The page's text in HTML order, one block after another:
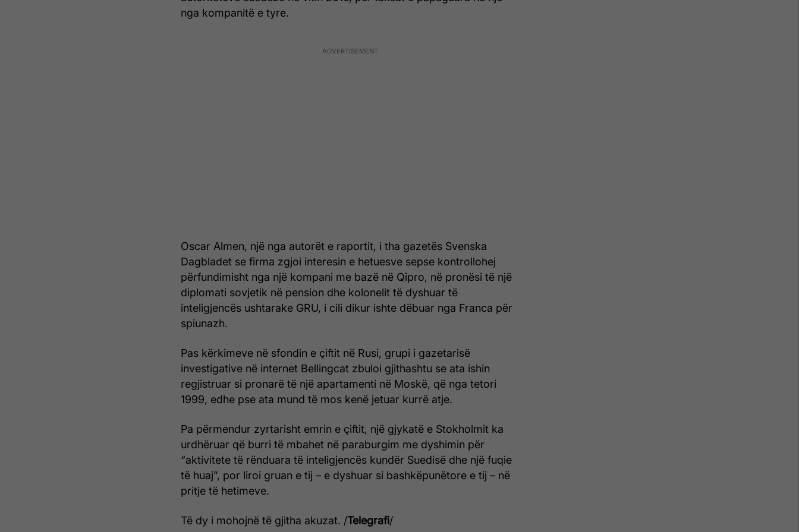
nga kompanitë e tyre.
Oscar Almen, një nga autorët e raportit, i tha gazetës Svenska
Dagbladet se firma zgjoi interesin e hetuesve sepse kontrollohej
përfundimisht nga një kompani me bazë në Qipro, në pronësi të një
diplomati sovjetik në pension dhe kolonelit të dyshuar të
inteligjencës ushtarake GRU, i cili dikur ishte dëbuar nga Franca për
spiunazh.
Pas kërkimeve në sfondin e çiftit në Rusi, grupi i gazetarisë
investigative në internet Bellingcat zbuloi gjithashtu se ata ishin
regjistruar si pronarë të një apartamenti në Moskë, që nga tetori
1999, edhe pse ata mund të mos kenë jetuar kurrë atje.
Pa përmendur zyrtarisht emrin e çiftit, një gjykatë e Stokholmit ka
urdhëruar që burri të mbahet në paraburgim me dyshimin për
“aktivitete të rënduara të inteligjencës kundër Suedisë dhe një fuqie
të huaj”, por liroi gruan e tij – e dyshuar si bashkëpunëtore e tij – në
pritje të hetimeve.
Të dy i mohojnë të gjitha akuzat. /Telegrafi/